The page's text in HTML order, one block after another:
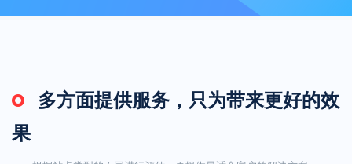
多方面提供服务，只为带来更好的效
果